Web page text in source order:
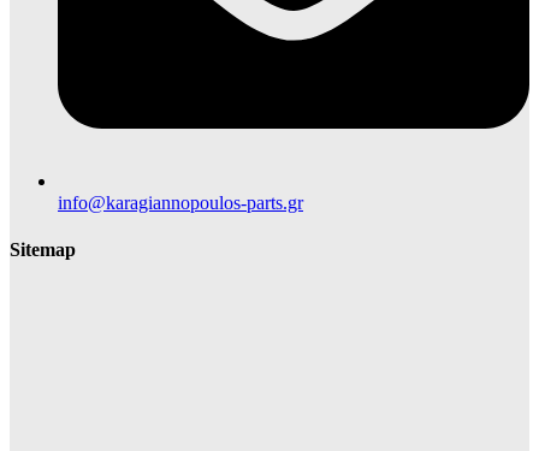
info@karagiannopoulos-parts.gr
Sitemap